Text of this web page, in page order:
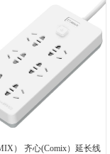
） 齐心(Comix）延长线